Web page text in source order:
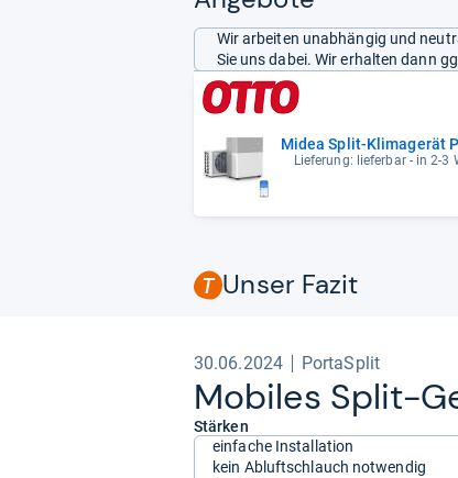
Wir arbeiten unabhängig und
Sie uns dabei. Wir erhalten dann
Midea Split-Klimagerät
Lieferung: lieferbar - in 2-3
Unser Fazit
30.06.2024 PortaSplit
Mobi­les Split-​
Stärken
einfache Installation
kein Abluftschlauch notwendig